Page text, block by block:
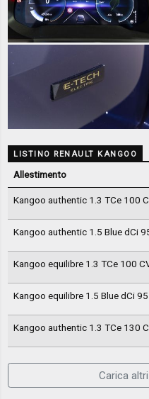
LISTINO RENAULT KANGOO
Allestimento
Kangoo authentic 1.3 TCe 100
Kangoo authentic 1.5 Blue dCi
Kangoo equilibre 1.3 TCe 100
Kangoo equilibre 1.5 Blue dCi
Kangoo authentic 1.3 TCe 130
Carica